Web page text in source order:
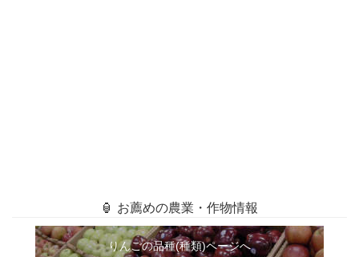
🏮 お薦めの農業・作物情報
りんごの品種(種類)ページへ